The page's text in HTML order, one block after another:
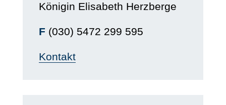
Königin Elisabeth Herzberge
F (030) 5472 299 595
Kontakt